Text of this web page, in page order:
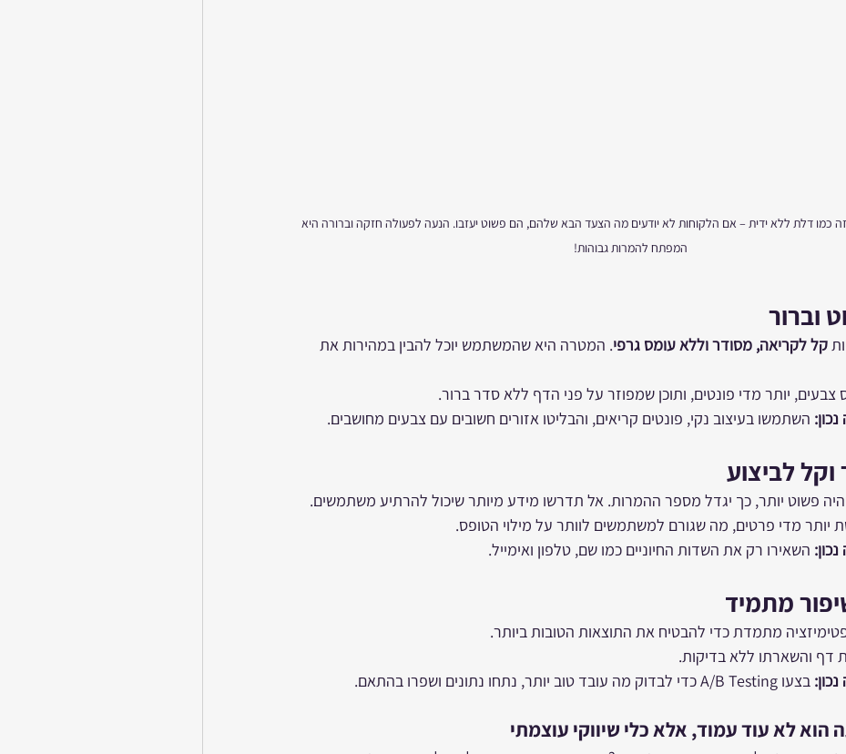
כמו דלת ללא ידית – אם הלקוחות לא יודעים מה הצעד הבא שלהם, הם פשוט יעזבו. הנעה לפעולה חזקה וברורה היא
המפתח להמרות גבוהות!
וברור
קל לקריאה, מסודר וללא עומס גרפי. המטרה היא שהמשתמש יוכל להבין במהירות את
צבעים, יותר מדי פונטים, ותוכן שמפוזר על פני הדף ללא סדר ברור.
השתמשו בעיצוב נקי, פונטים קריאים, והבליטו אזורים חשובים עם צבעים מחושבים.
לביצוע
פשוט יותר, כך יגדל מספר ההמרות. אל תדרשו מידע מיותר שיכול להרתיע משתמשים.
יותר מדי פרטים, מה שגורם למשתמשים לוותר על מילוי הטופס.
השאירו רק את השדות החיוניים כמו שם, טלפון ואימייל.
מתמיד
מתמדת כדי להבטיח את התוצאות הטובות ביותר.
דף והשארתו ללא בדיקות.
בצעו A/B Testing כדי לבדוק מה עובד טוב יותר, נתחו נתונים ושפרו בהתאם.
הוא לא עוד עמוד, אלא כלי שיווקי עוצמתי